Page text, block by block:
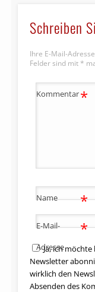
Schreiben
Ihre E-Mail-
Felder sind mit *
Kommentar*
Name *
E-Mail-
Adresse
*
Ja, ich
Newsletter
wirklich den
Absenden des